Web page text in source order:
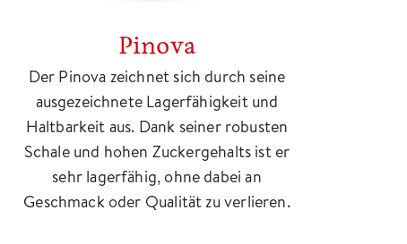
Pinova
Der Pinova zeichnet sich durch seine
ausgezeichnete Lagerfähigkeit und
Haltbarkeit aus. Dank seiner robusten
Schale und hohen Zuckergehalts ist er
sehr lagerfähig, ohne dabei an
Geschmack oder Qualität zu verlieren.